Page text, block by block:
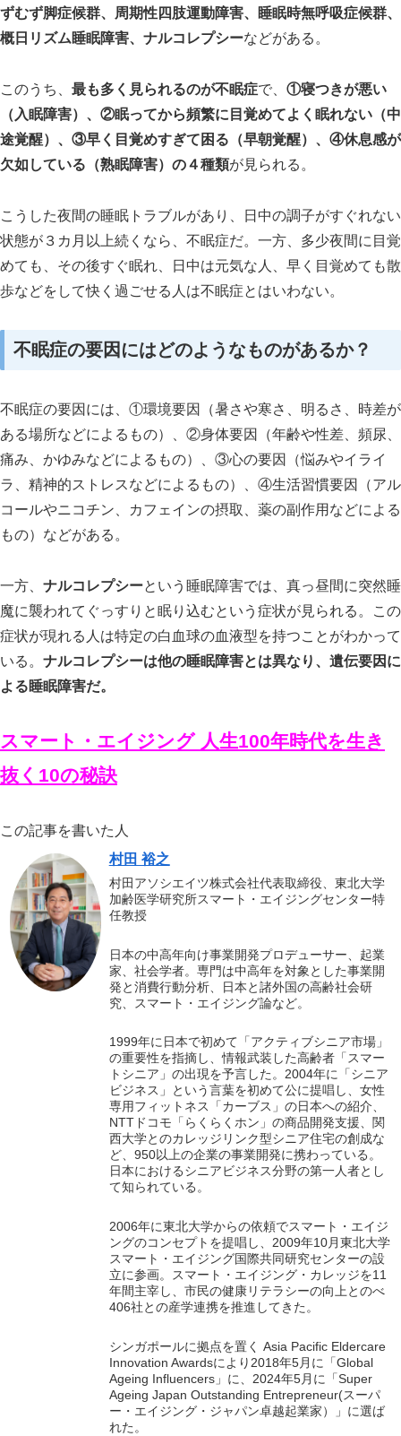
ずむず脚症候群、周期性四肢運動障害、睡眠時無呼吸症候群、
概日リズム睡眠障害、ナルコレプシーなどがある。
このうち、 最も多く見られるのが不眠症で、 ①寝つきが悪い
（入眠障害）、②眠ってから頻繁に目覚めてよく眠れない（中
途覚醒）、③早く目覚めすぎて困る（早朝覚醒）、④休息感が
欠如している（熟眠障害）の４種類が見られる。
こうした夜間の睡眠トラブルがあり、日中の調子がすぐれない
状態が３カ月以上続くなら、不眠症だ。一方、多少夜間に目覚
めても、その後すぐ眠れ、日中は元気な人、早く目覚めても散
歩などをして快く過ごせる人は不眠症とはいわない。
不眠症の要因にはどのようなものがあるか？
不眠症の要因には、①環境要因（暑さや寒さ、明るさ、時差が
ある場所などによるもの）、②身体要因（年齢や性差、頻尿、
痛み、かゆみなどによるもの）、③心の要因（悩みやイライ
ラ、精神的ストレスなどによるもの）、④生活習慣要因（アル
コールやニコチン、カフェインの摂取、薬の副作用などによる
もの）などがある。
一方、 ナルコレプシーという睡眠障害では、真っ昼間に突然睡
魔に襲われてぐっすりと眠り込むという症状が見られる。この
症状が現れる人は特定の白血球の血液型を持つことがわかって
いる。 ナルコレプシーは他の睡眠障害とは異なり、遺伝要因に
よる睡眠障害だ。
スマート・エイジング 人生100年時代を生き
抜く10の秘訣
この記事を書いた人
村田 裕之
村田アソシエイツ株式会社代表取締役、東北大学
加齢医学研究所スマート・エイジングセンター特
任教授
日本の中高年向け事業開発プロデューサー、起業
家、社会学者。専門は中高年を対象とした事業開
発と消費行動分析、日本と諸外国の高齢社会研
究、スマート・エイジング論など。
1999年に日本で初めて「アクティブシニア市場」
の重要性を指摘し、情報武装した高齢者「スマー
トシニア」の出現を予言した。2004年に「シニア
ビジネス」という言葉を初めて公に提唱し、女性
専用フィットネス「カーブス」の日本への紹介、
NTTドコモ「らくらくホン」の商品開発支援、関
西大学とのカレッジリンク型シニア住宅の創成な
ど、950以上の企業の事業開発に携わっている。
日本におけるシニアビジネス分野の第一人者とし
て知られている。
2006年に東北大学からの依頼でスマート・エイジ
ングのコンセプトを提唱し、2009年10月東北大学
スマート・エイジング国際共同研究センターの設
立に参画。スマート・エイジング・カレッジを11
年間主宰し、市民の健康リテラシーの向上とのべ
406社との産学連携を推進してきた。
シンガポールに拠点を置く Asia Pacific Eldercare
Innovation Awardsにより2018年5月に「Global
Ageing Influencers」に、2024年5月に「Super
Ageing Japan Outstanding Entrepreneur(スーパ
ー・エイジング・ジャパン卓越起業家）」に選ば
れた。